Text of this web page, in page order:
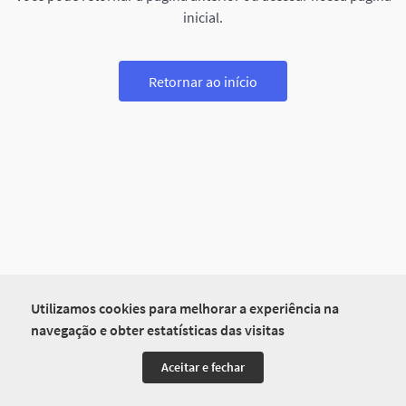
Utilizamos cookies para melhorar a experiência na
navegação e obter estatísticas das visitas
Aceitar e fechar
inicial.
Retornar ao início